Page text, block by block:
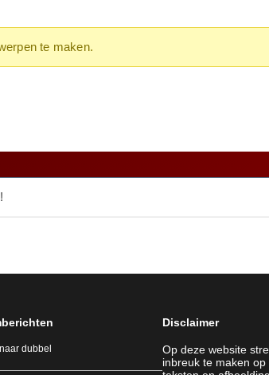
te maken.
dubbel
Disclaimer
Op deze website
inbreuk te maken